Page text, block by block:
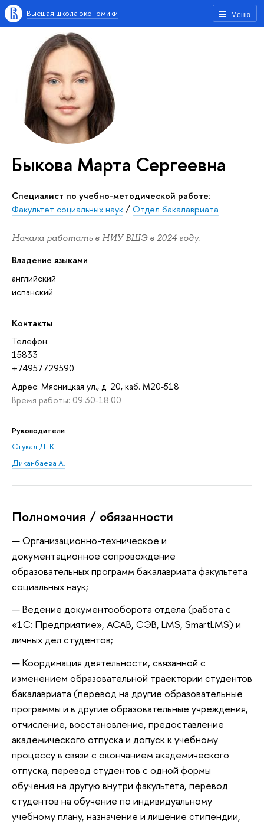
Меню
Высшая школа экономики
Быкова Марта Сергеевна
Специалист по учебно-методической работе:
Факультет социальных наук/Отдел бакалавриата
Начала работать в НИУ ВШЭ в 2024 году.
Владение языками
английский
испанский
Контакты
Телефон:
15833
+74957729590
Адрес: Мясницкая ул., д. 20, каб. М20-518
Время работы: 09:30-18:00
Руководители
Стукал Д. К.
Диканбаева А.
Полномочия / обязанности
Организационно-техническое и
документационное сопровождение
образовательных программ бакалавриата факультета
социальных наук;
Ведение документооборота отдела (работа с
«1С: Предприятие», АСАВ, СЭВ, LMS, SmartLMS) и
личных дел студентов;
Координация деятельности, связанной с
изменением образовательной траектории студентов
бакалавриата (перевод на другие образовательные
программы и в другие образовательные учреждения,
отчисление, восстановление, предоставление
академического отпуска и допуск к учебному
процессу в связи с окончанием академического
отпуска, перевод студентов с одной формы
обучения на другую внутри факультета, перевод
студентов на обучение по индивидуальному
учебному плану, назначение и лишение стипендии,